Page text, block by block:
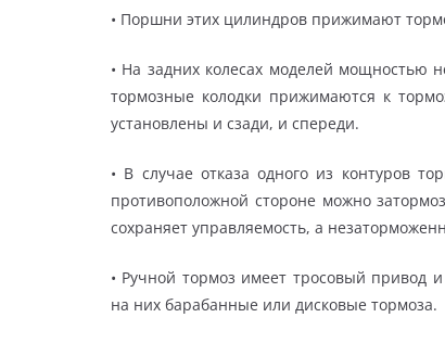
• Поршни этих цилиндров прижимают
• На задних колесах моделей мощностью
тормозные колодки прижимаются к
установлены и сзади, и спереди.
• В случае отказа одного из контуров
противоположной стороне можно
сохраняет управляемость, а
• Ручной тормоз имеет тросовый привод
на них барабанные или дисковые тормоза.